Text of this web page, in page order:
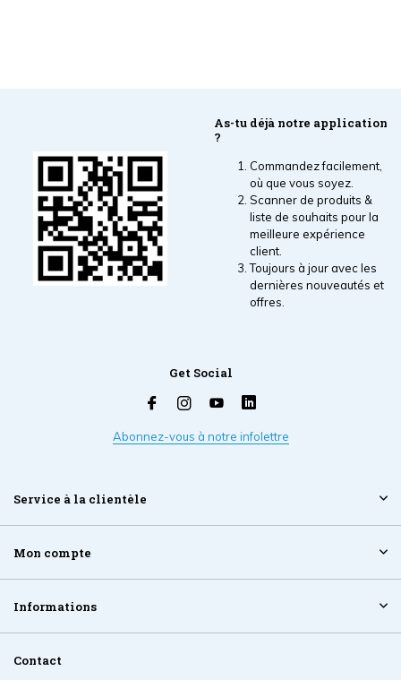
As-tu déjà notre application
?
Commandez facilement,
où que vous soyez.
Scanner de produits &
liste de souhaits pour la
meilleure expérience
client.
Toujours à jour avec les
dernières nouveautés et
offres.
Get Social
Abonnez-vous à notre infolettre
Service à la clientèle
Mon compte
Informations
Contact